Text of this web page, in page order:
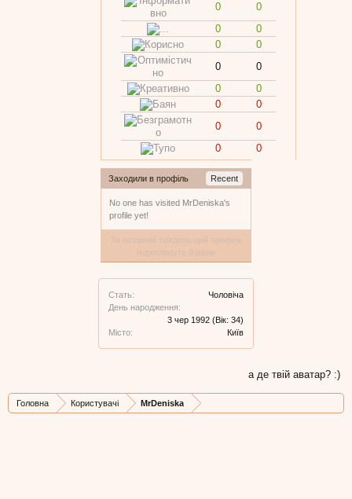
0
0
0
0
0
0
0
0
0
0
0
0
0
0
0
0
Заходили в профіль Recent
No one has visited MrDeniska's
profile yet!
Стать:
Чоловіча
День народження:
3 чер 1992 (Вік: 34)
Місто:
Київ
а де твій аватар? :)
Головна Користувачі MrDeniska